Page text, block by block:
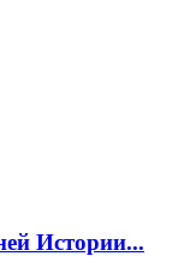
Истории...